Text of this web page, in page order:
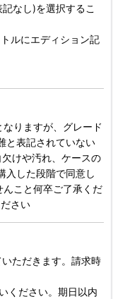
なし)を選択するこ
ルにエディション記
りますが、グレード
と表記されていない
けや汚れ、ケースの
入した段階で同意し
こと何卒ご了承くだ
さい
ただきます。請求時
ください。期日以内